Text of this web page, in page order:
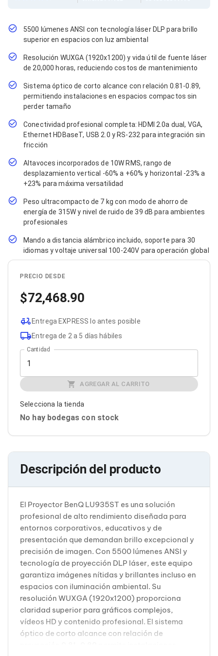
Jacks de Red
Conectores
Tapas y Cajas
Herramientas para Cables
Pinzas Ponchadoras
Probadores de Cable
Cortadoras de Cable
Protectores para Cables
Cables para Impresoras
Bobinas
Cableado Estructurado
Sujetadores de Cables
Cinchos
Adaptadores
Adaptadores PC
Adaptadores PC USB
Adaptadores PC Serial
Adaptadores PC SATA
Adaptadores PC IDE
Adaptadores PC Teclado
Bluetooth
Adaptadores Video
Adaptadores Video DisplayPort
Divisores de Video
Adaptadores Video HDMI
Extensores y Receptores de Vídeo
Adaptadores Video VGA / HD15
Repetidores USB
Adaptadores Audio AUX
Adaptadores Audio USB
Dispositivos de Entrada
Mouse
Mousepads
Teclados Numéricos
Controles de Juego para PC
Servidores
Racks y Gabinetes
Charolas para Racks y Gabinetes
Cables KVM
Enfriamiento para Servidores
Sistemas Operativos para Servidores
Soportes de Datos
Ultrium
Discos Duros / SSD / NAS
Accesorios para Discos Duros
Gabinetes de Discos Duros
Discos Duros Externos
Discos Duros para NAS
Discos Duros para Videovigilancia
Discos Duros para Servidores
Accesorios para SSD
Gabinetes para SSD
Almacenamiento MSA
Discos Duros Internos para PC
Discos Duros Internos para Laptop
5500 lúmenes ANSI con tecnología láser DLP para brillo
superior en espacios con luz ambiental
Resolución WUXGA (1920x1200) y vida útil de fuente láser
de 20,000 horas, reduciendo costos de mantenimiento
Sistema óptico de corto alcance con relación 0.81-0.89,
permitiendo instalaciones en espacios compactos sin
perder tamaño
Conectividad profesional completa: HDMI 2.0a dual, VGA,
Ethernet HDBaseT, USB 2.0 y RS-232 para integración sin
fricción
Altavoces incorporados de 10W RMS, rango de
desplazamiento vertical -60% a +60% y horizontal -23% a
+23% para máxima versatilidad
Peso ultracompacto de 7 kg con modo de ahorro de
energía de 315W y nivel de ruido de 39 dB para ambientes
profesionales
Mando a distancia alámbrico incluido, soporte para 30
idiomas y voltaje universal 100-240V para operación global
PRECIO DESDE
72,468.90
Entrega EXPRESS lo antes posible
Entrega de 2 a 5 días hábiles
Cantidad
AGREGAR AL CARRITO
Selecciona la tienda
No hay bodegas con stock
Descripción del producto
El Proyector BenQ LU935ST es una solución
profesional de alto rendimiento diseñada para
entornos corporativos, educativos y de
presentación que demandan brillo excepcional y
precisión de imagen. Con 5500 lúmenes ANSI y
tecnología de proyección DLP láser, este equipo
garantiza imágenes nítidas y brillantes incluso en
espacios con iluminación ambiental. Su
resolución WUXGA (1920x1200) proporciona
claridad superior para gráficos complejos,
vídeos HD y contenido profesional. El sistema
óptico de corto alcance con relación de